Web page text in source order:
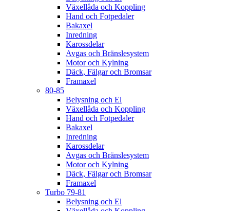
Växellåda och Koppling
Hand och Fotpedaler
Bakaxel
Inredning
Karossdelar
Avgas och Bränslesystem
Motor och Kylning
Däck, Fälgar och Bromsar
Framaxel
80-85
Belysning och El
Växellåda och Koppling
Hand och Fotpedaler
Bakaxel
Inredning
Karossdelar
Avgas och Bränslesystem
Motor och Kylning
Däck, Fälgar och Bromsar
Framaxel
Turbo 79-81
Belysning och El